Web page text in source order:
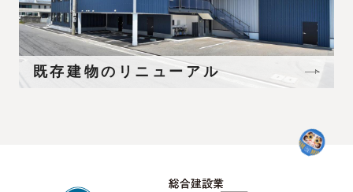
既存建物のリニューアル